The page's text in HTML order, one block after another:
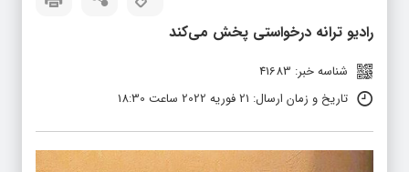
رادیو ترانه درخواستی پخش می‌کند
شناسه خبر: 41683
تاریخ و زمان ارسال: 21 فوریه 2022 ساعت 18:30